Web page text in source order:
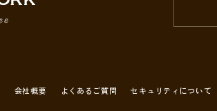
会社概要 よくあるご質問 セキュリティについて